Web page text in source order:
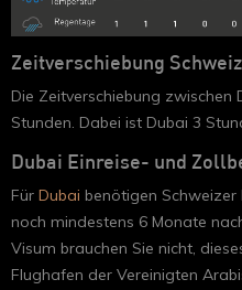
Zeitverschiebung
Die Zeitverschiebung
Stunden. Dabei ist Dubai 3
Dubai Einreise- und
Für Dubai benötigen Schweizer
noch mindestens 6 Monate
Visum brauchen Sie nicht,
Flughafen der Vereinigten